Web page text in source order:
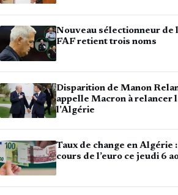
Nouveau sélectionneur de
FAF retient trois noms
Disparition de Manon
appelle Macron à relancer
l’Algérie
Taux de change en Algérie
cours de l’euro ce jeudi 6